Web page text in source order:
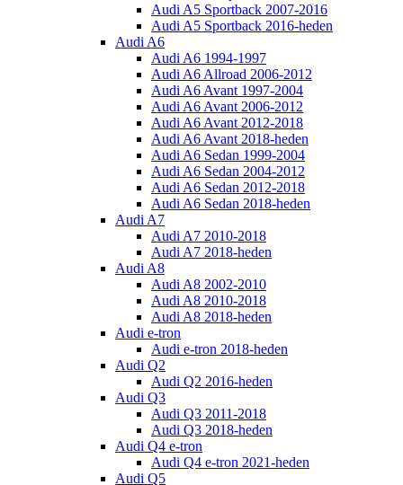
Audi A5 Sportback 2007-2016
Audi A5 Sportback 2016-heden
Audi A6
Audi A6 1994-1997
Audi A6 Allroad 2006-2012
Audi A6 Avant 1997-2004
Audi A6 Avant 2006-2012
Audi A6 Avant 2012-2018
Audi A6 Avant 2018-heden
Audi A6 Sedan 1999-2004
Audi A6 Sedan 2004-2012
Audi A6 Sedan 2012-2018
Audi A6 Sedan 2018-heden
Audi A7
Audi A7 2010-2018
Audi A7 2018-heden
Audi A8
Audi A8 2002-2010
Audi A8 2010-2018
Audi A8 2018-heden
Audi e-tron
Audi e-tron 2018-heden
Audi Q2
Audi Q2 2016-heden
Audi Q3
Audi Q3 2011-2018
Audi Q3 2018-heden
Audi Q4 e-tron
Audi Q4 e-tron 2021-heden
Audi Q5